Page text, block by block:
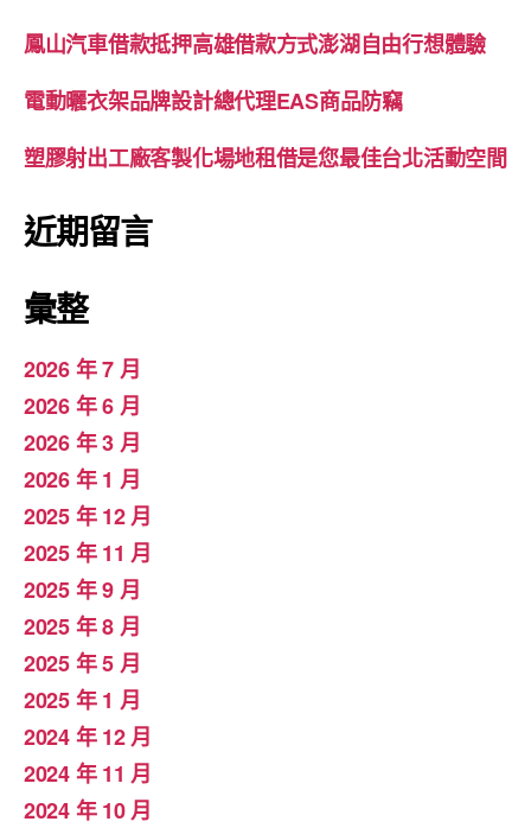
鳳山汽車借款抵押高雄借款方式澎湖自由行想體驗
電動曬衣架品牌設計總代理EAS商品防竊
塑膠射出工廠客製化場地租借是您最佳台北活動空間
近期留言
彙整
2026 年 7 月
2026 年 6 月
2026 年 3 月
2026 年 1 月
2025 年 12 月
2025 年 11 月
2025 年 9 月
2025 年 8 月
2025 年 5 月
2025 年 1 月
2024 年 12 月
2024 年 11 月
2024 年 10 月